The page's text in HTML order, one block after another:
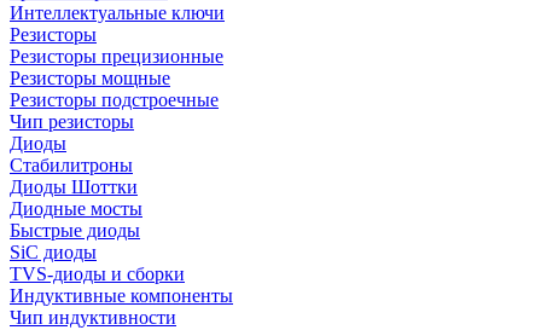
Интеллектуальные ключи
Резисторы
Резисторы прецизионные
Резисторы мощные
Резисторы подстроечные
Чип резисторы
Диоды
Стабилитроны
Диоды Шоттки
Диодные мосты
Быстрые диоды
SiC диоды
TVS-диоды и сборки
Индуктивные компоненты
Чип индуктивности